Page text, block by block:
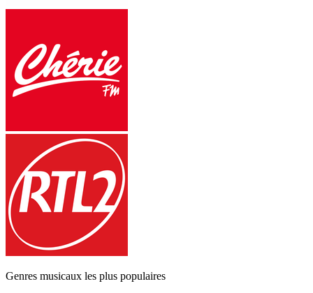
Genres musicaux les plus populaires